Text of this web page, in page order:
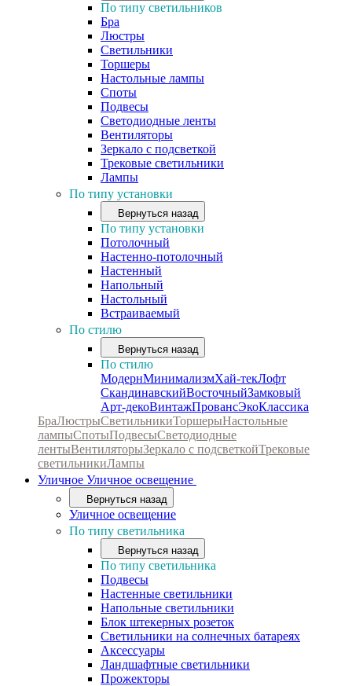
По типу светильников
Бра
Люстры
Светильники
Торшеры
Настольные лампы
Споты
Подвесы
Светодиодные ленты
Вентиляторы
Зеркало с подсветкой
Трековые светильники
Лампы
По типу установки
Вернуться назад
По типу установки
Потолочный
Настенно-потолочный
Настенный
Напольный
Настольный
Встраиваемый
По стилю
Вернуться назад
По стилю
МодернМинимализмХай-текЛофт
СкандинавскийВосточныйЗамковый
Арт-декоВинтажПровансЭкоКлассика
БраЛюстрыСветильникиТоршерыНастольные
лампыСпотыПодвесыСветодиодные
лентыВентиляторыЗеркало с подсветкойТрековые
светильникиЛампы
Уличное Уличное освещение
Вернуться назад
Уличное освещение
По типу светильника
Вернуться назад
По типу светильника
Подвесы
Настенные светильники
Напольные светильники
Блок штекерных розеток
Светильники на солнечных батареях
Аксессуары
Ландшафтные светильники
Прожекторы